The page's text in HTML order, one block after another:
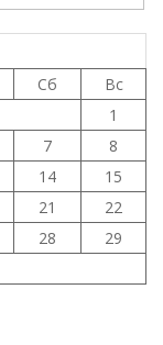
Сб
Вс
1
7
8
14
15
21
22
28
29